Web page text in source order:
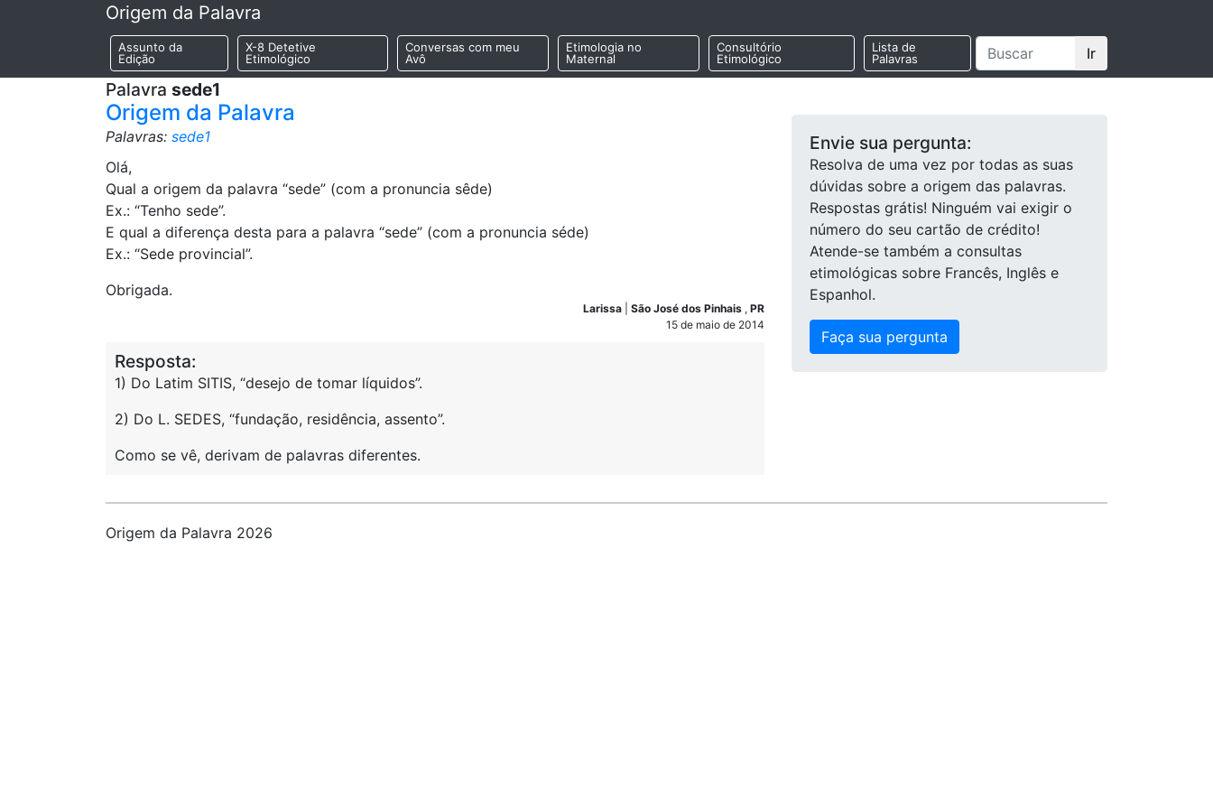
Origem da Palavra
Assunto da
Edição
X-8 Detetive
Etimológico
Conversas com meu
Avô
Etimologia no
Maternal
Consultório
Etimológico
Lista de
Palavras
Ir
Palavra sede1
Origem da Palavra
Palavras: sede1
Olá,
Qual a origem da palavra “sede” (com a pronuncia sêde)
Ex.: “Tenho sede”.
E qual a diferença desta para a palavra “sede” (com a pronuncia séde)
Ex.: “Sede provincial”.
Obrigada.
Larissa São José dos Pinhais , PR
15 de maio de 2014
Resposta:
1) Do Latim SITIS, “desejo de tomar líquidos”.
2) Do L. SEDES, “fundação, residência, assento”.
Como se vê, derivam de palavras diferentes.
Envie sua pergunta:
Resolva de uma vez por todas as suas
dúvidas sobre a origem das palavras.
Respostas grátis! Ninguém vai exigir o
número do seu cartão de crédito!
Atende-se também a consultas
etimológicas sobre Francês, Inglês e
Espanhol.
Faça sua pergunta
Origem da Palavra 2026